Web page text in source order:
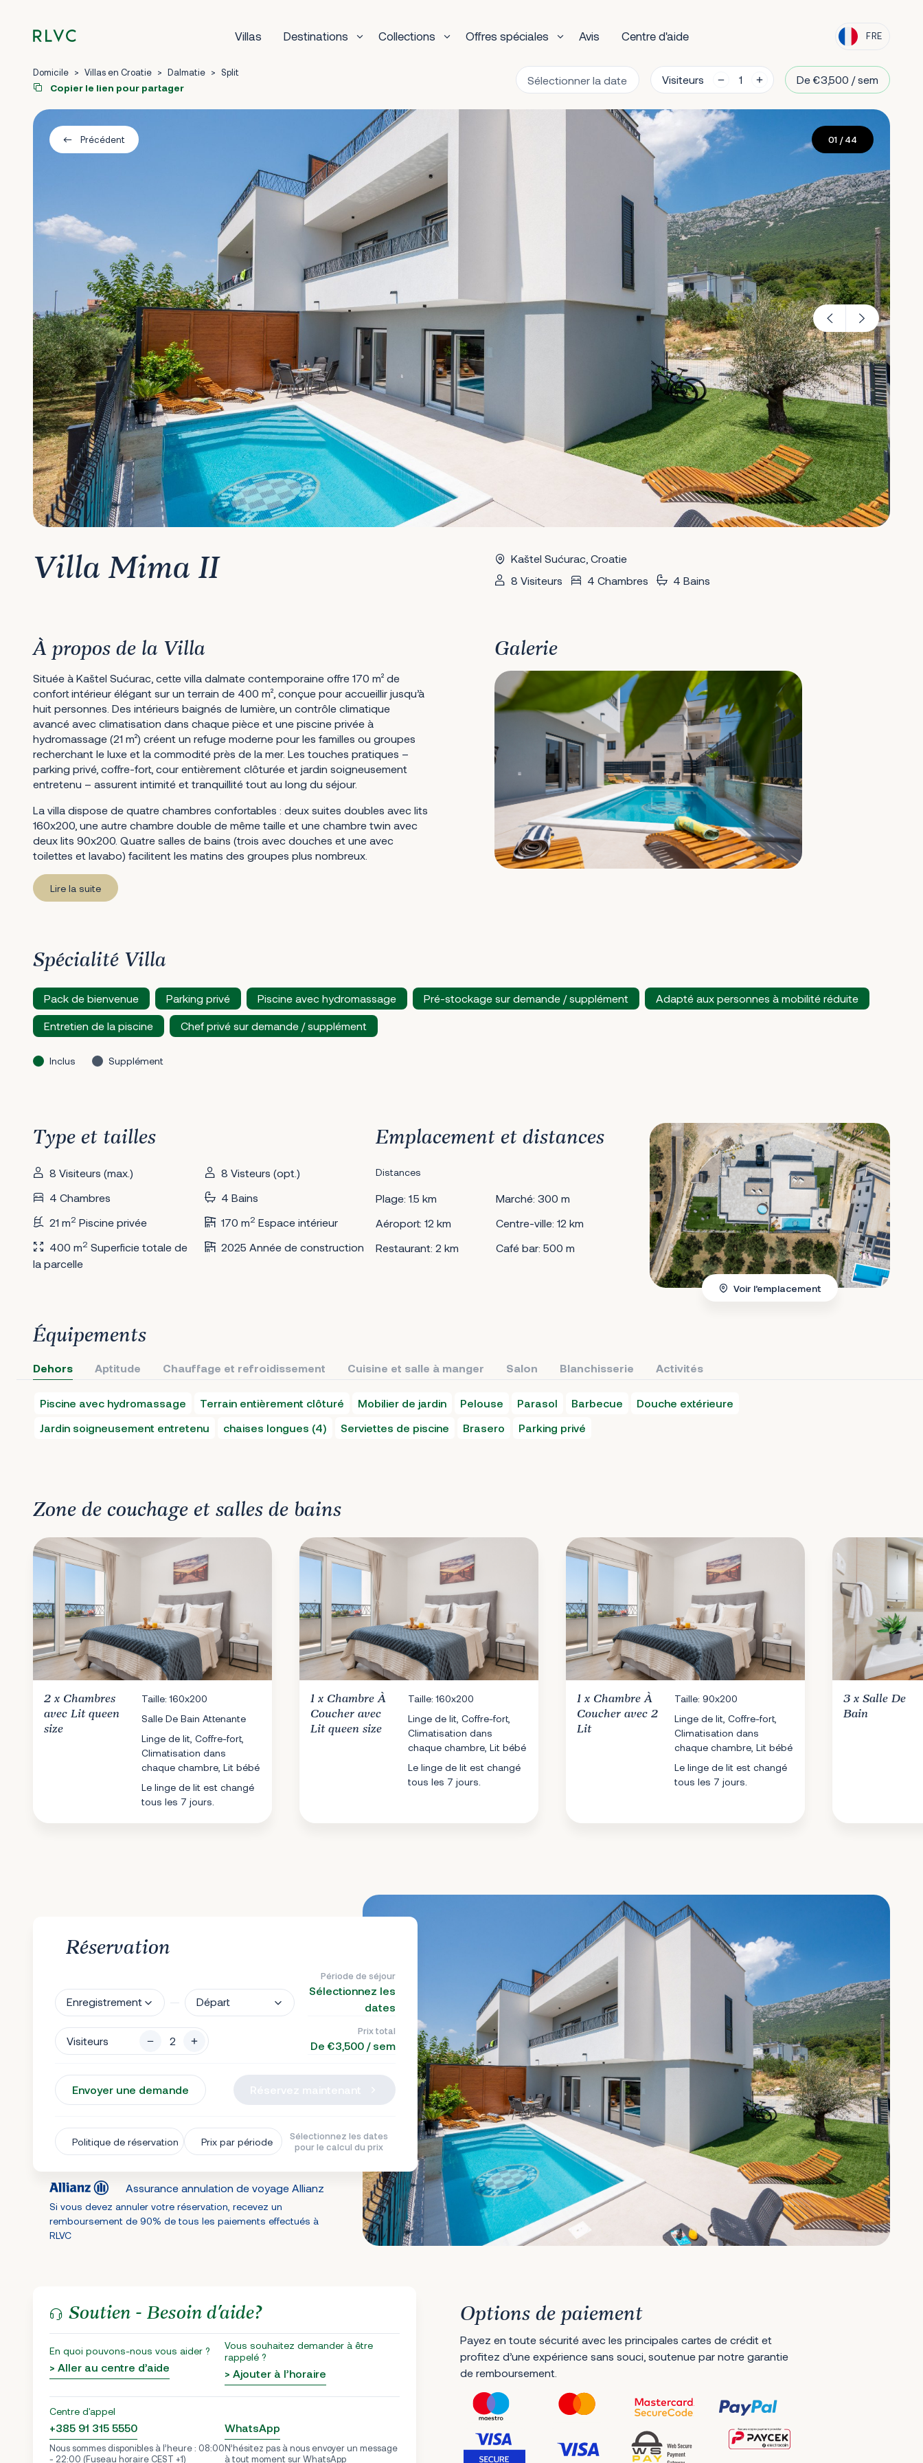
Villas Destinations Collections Offres spéciales Avis Centre d'aide FRE
Domicile > Villas en Croatie > Dalmatie > Split
Copier le lien pour partager
Visiteurs De €3,500 / sem
Précédent 01 / 44
Villa Mima II
Kaštel Sućurac, Croatie
8 Visiteurs
4 Chambres 4 Bains
À propos de la Villa
Située à Kaštel Sućurac, cette villa dalmate contemporaine offre 170 m² de
confort intérieur élégant sur un terrain de 400 m², conçue pour accueillir jusqu’à
huit personnes. Des intérieurs baignés de lumière, un contrôle climatique
avancé avec climatisation dans chaque pièce et une piscine privée à
hydromassage (21 m²) créent un refuge moderne pour les familles ou groupes
recherchant le luxe et la commodité près de la mer. Les touches pratiques –
parking privé, coffre-fort, cour entièrement clôturée et jardin soigneusement
entretenu – assurent intimité et tranquillité tout au long du séjour.
La villa dispose de quatre chambres confortables : deux suites doubles avec lits
160x200, une autre chambre double de même taille et une chambre twin avec
deux lits 90x200. Quatre salles de bains (trois avec douches et une avec
toilettes et lavabo) facilitent les matins des groupes plus nombreux.
Lire la suite
Galerie
Spécialité Villa
Pack de bienvenue Parking privé Piscine avec hydromassage Pré-stockage sur demande / supplément Adapté aux personnes à mobilité réduite
Entretien de la piscine Chef privé sur demande / supplément
Inclus Supplément
Type et tailles
8 Visiteurs (max.)
8 Visteurs (opt.)
4 Chambres
4 Bains
21 m2 Piscine privée 170 m2 Espace intérieur
400 m2 Superficie totale de
la parcelle
2025 Année de construction
Emplacement et distances
Distances
Plage: 1.5 km
Marché: 300 m
Aéroport: 12 km
Centre-ville: 12 km
Restaurant: 2 km
Café bar: 500 m
Voir l’emplacement
Équipements
Dehors Aptitude Chauffage et refroidissement Cuisine et salle à manger Salon Blanchisserie Activités
Piscine avec hydromassage Terrain entièrement clôturé Mobilier de jardin Pelouse Parasol Barbecue
Douche extérieure
Jardin soigneusement entretenu
chaises longues (4) Serviettes de piscine Brasero Parking privé
Zone de couchage et salles de bains
2 x Chambres
avec Lit queen
size
Taille: 160x200
Salle De Bain Attenante
Linge de lit, Coffre-fort,
Climatisation dans
chaque chambre, Lit bébé
Le linge de lit est changé
tous les 7 jours.
1 x Chambre À
Coucher avec
Lit queen size
Taille: 160x200
Linge de lit, Coffre-fort,
Climatisation dans
chaque chambre, Lit bébé
Le linge de lit est changé
tous les 7 jours.
1 x Chambre À
Coucher avec 2
Lit
Taille: 90x200
Linge de lit, Coffre-fort,
Climatisation dans
chaque chambre, Lit bébé
Le linge de lit est changé
tous les 7 jours.
3 x Salle De
Bain
Réservation
Enregistrement Départ
Période de séjour
Sélectionnez les
dates
Visiteurs
Prix total
De €3,500 / sem
Envoyer une demande
Politique de réservation Prix par période
Sélectionnez les dates
pour le calcul du prix
Assurance annulation de voyage Allianz
Si vous devez annuler votre réservation, recevez un
remboursement de 90% de tous les paiements effectués à
RLVC
Soutien - Besoin d’aide?
En quoi pouvons-nous vous aider ?
> Aller au centre d’aide
Vous souhaitez demander à être
rappelé ?
> Ajouter à l’horaire
Centre d'appel
+385 91 315 5550
Nous sommes disponibles à l’heure : 08:00
- 22:00 (Fuseau horaire CEST +1)
WhatsApp
N’hésitez pas à nous envoyer un message
à tout moment sur WhatsApp
Options de paiement
Payez en toute sécurité avec les principales cartes de crédit et
profitez d’une expérience sans souci, soutenue par notre garantie
de remboursement.